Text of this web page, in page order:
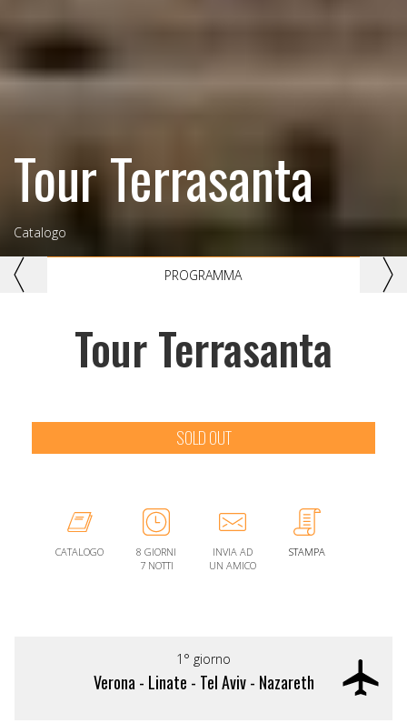
Tour Terrasanta
Catalogo
PROGRAMMA
Tour Terrasanta
SOLD OUT
CATALOGO
8 GIORNI
7 NOTTI
INVIA AD
UN AMICO
STAMPA
1° giorno
Verona - Linate - Tel Aviv - Nazareth